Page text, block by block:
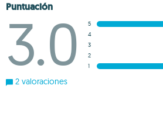
Puntuación
3.0
5
4
3
2
1
2 valoraciones